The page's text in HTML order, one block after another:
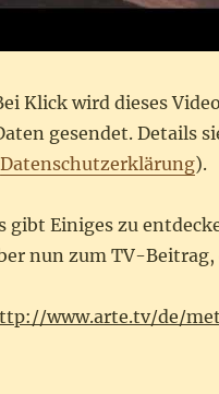
Klick wird dieses
gesendet. Details
Datenschutzerklärung).
gibt Einiges zu
nun zum TV-
www.arte.tv/de/